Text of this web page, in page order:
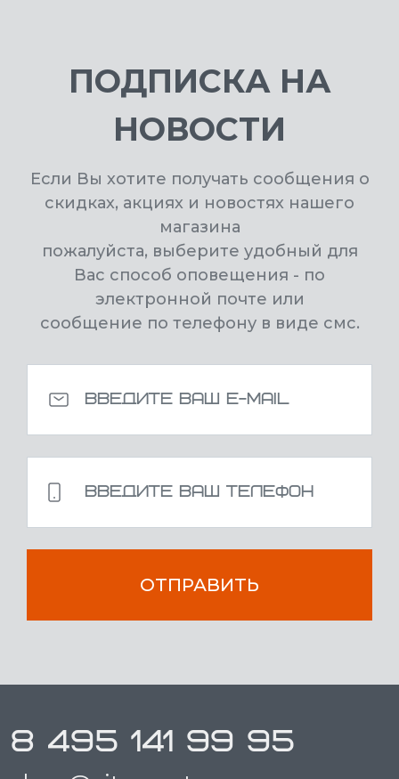
ПОДПИСКА НА
НОВОСТИ
Если Вы хотите получать сообщения о
скидках, акциях и новостях нашего
магазина
пожалуйста, выберите удобный для
Вас способ оповещения - по
электронной почте или
сообщение по телефону в виде смс.
ОТПРАВИТЬ
8 495 141 99 95